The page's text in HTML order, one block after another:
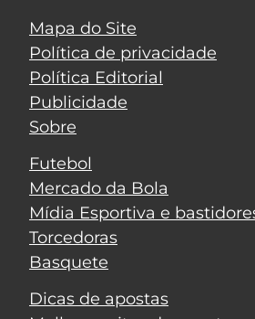
Mapa do Site
Política de privacidade
Política Editorial
Publicidade
Sobre
Futebol
Mercado da Bola
Mídia Esportiva e
Torcedoras
Basquete
Dicas de apostas